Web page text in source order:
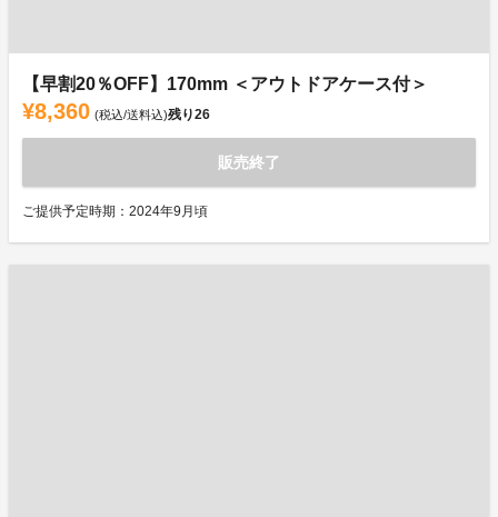
【早割20％OFF】170mm ＜アウトドアケース付＞
¥8,360 (税込/送料込)残り26
販売終了
ご提供予定時期：2024年9月頃